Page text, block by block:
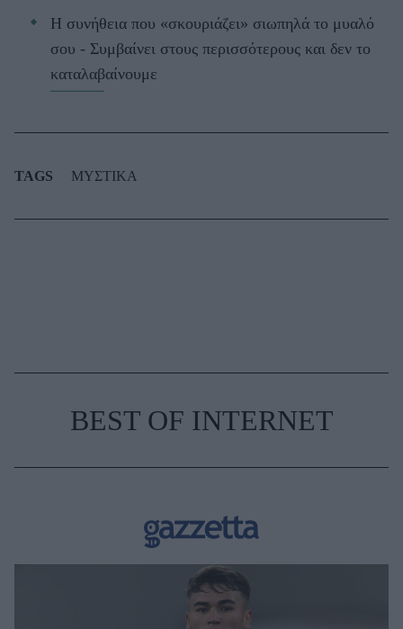
Η συνήθεια που «σκουριάζει» σιωπηλά το μυαλό
σου - Συμβαίνει στους περισσότερους και δεν το
καταλαβαίνουμε
TAGS ΜΥΣΤΙΚΑ
BEST OF INTERNET